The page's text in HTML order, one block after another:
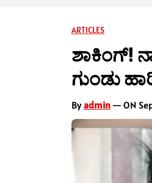
ARTICLES
ಶಾಕಿಂಗ್!
ಗುಂಡು
Byadmin — ON